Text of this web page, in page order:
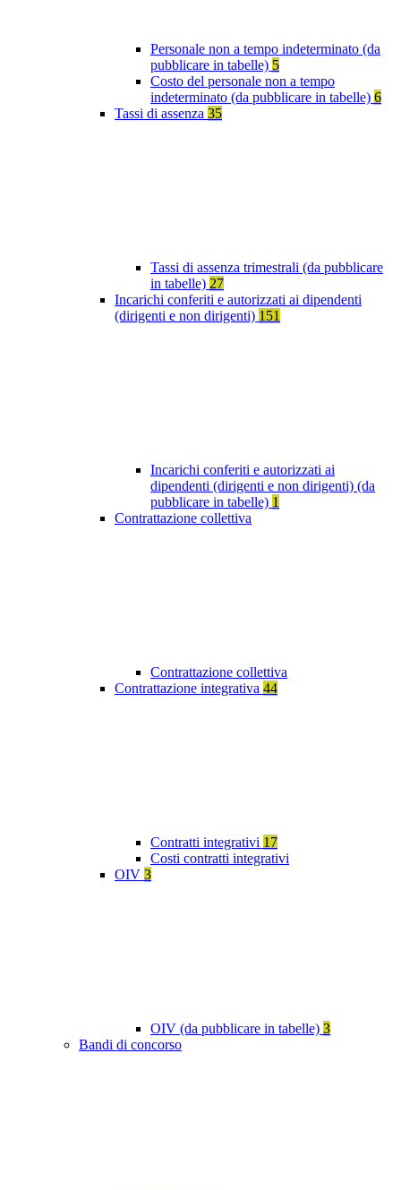
Personale non a tempo indeterminato (da
pubblicare in tabelle) 5
Costo del personale non a tempo
indeterminato (da pubblicare in tabelle) 6
Tassi di assenza 35
Tassi di assenza trimestrali (da pubblicare
in tabelle) 27
Incarichi conferiti e autorizzati ai dipendenti
(dirigenti e non dirigenti) 151
Incarichi conferiti e autorizzati ai
dipendenti (dirigenti e non dirigenti) (da
pubblicare in tabelle) 1
Contrattazione collettiva
Contrattazione collettiva
Contrattazione integrativa 44
Contratti integrativi 17
Costi contratti integrativi
OIV 3
OIV (da pubblicare in tabelle) 3
Bandi di concorso